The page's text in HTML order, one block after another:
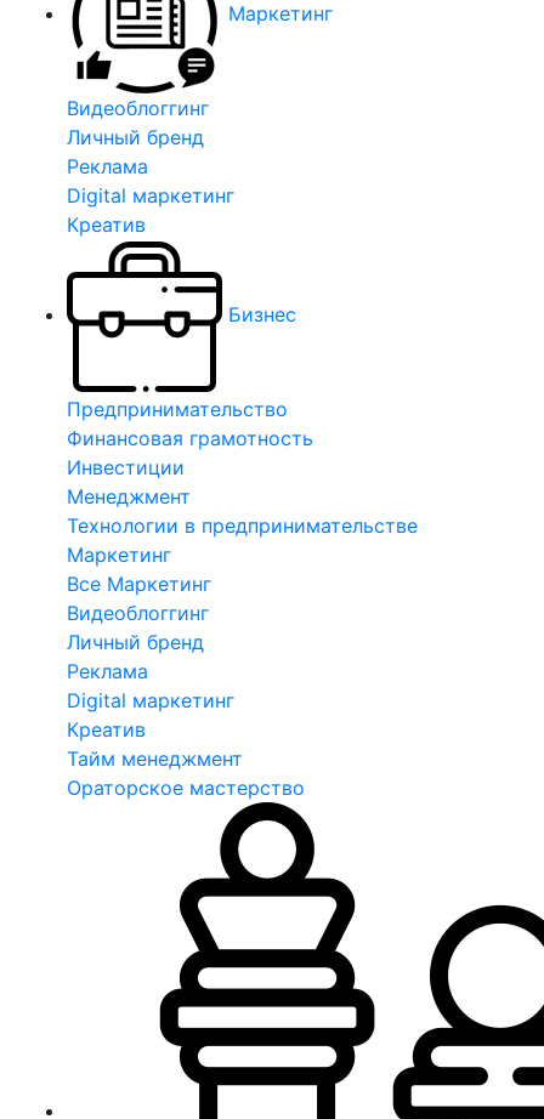
Маркетинг
Видеоблоггинг
Личный бренд
Реклама
Digital маркетинг
Креатив
Бизнес
Предпринимательство
Финансовая грамотность
Инвестиции
Менеджмент
Технологии в предпринимательстве
Маркетинг
Все Маркетинг
Видеоблоггинг
Личный бренд
Реклама
Digital маркетинг
Креатив
Тайм менеджмент
Ораторское мастерство